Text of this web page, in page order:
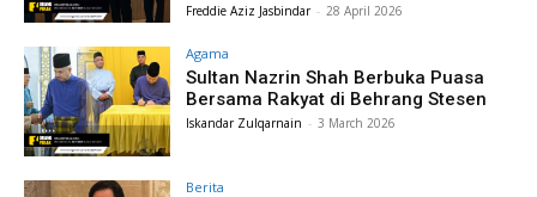
Freddie Aziz Jasbindar - 28 April 2026
Agama
Sultan Nazrin Shah Berbuka Puasa
Bersama Rakyat di Behrang Stesen
Iskandar Zulqarnain - 3 March 2026
Berita